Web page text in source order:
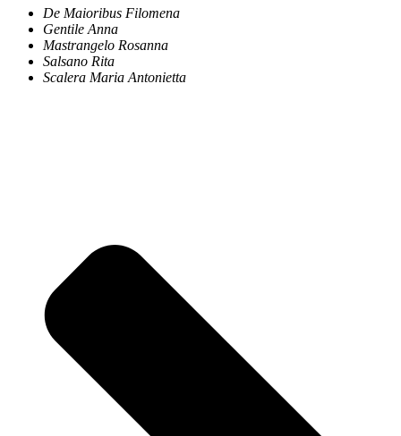
De Maioribus Filomena
Gentile Anna
Mastrangelo Rosanna
Salsano Rita
Scalera Maria Antonietta